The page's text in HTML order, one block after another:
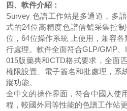
四、軟件介紹：
Survey 色譜工作站是多通道，多
式的24位高精度色譜信號采集控
位，64位操作系統 上使用，兼容
行處理。軟件全面符合GLP/GMP
015版藥典和CTD格式要求，全面
權限設置、電子簽名和批處理，系
蹤功能。
全中文的操作界面，符合中國人使
程，較國外同等性能的色譜工作站